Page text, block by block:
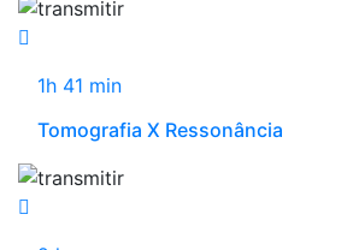
1h 41 min
Tomografia X Ressonância